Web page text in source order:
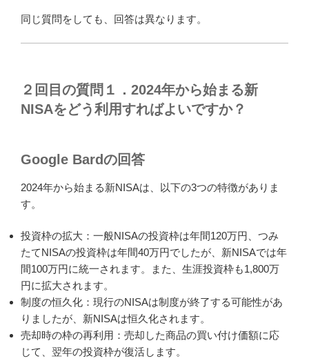
同じ質問をしても、回答は異なります。
２回目の質問１．2024年から始まる新
NISAをどう利用すればよいですか？
Google Bardの回答
2024年から始まる新NISAは、以下の3つの特徴がありま
す。
投資枠の拡大：一般NISAの投資枠は年間120万円、つみ
たてNISAの投資枠は年間40万円でしたが、新NISAでは年
間100万円に統一されます。また、生涯投資枠も1,800万
円に拡大されます。
制度の恒久化：現行のNISAは制度が終了する可能性があ
りましたが、新NISAは恒久化されます。
売却時の枠の再利用：売却した商品の買い付け価額に応
じて、翌年の投資枠が復活します。